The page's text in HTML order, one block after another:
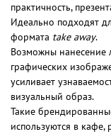
практичность,
Идеально подходят
формата take away.
Возможны нанесение
графических
усиливает
визуальный образ.
Такие
используются в кафе,